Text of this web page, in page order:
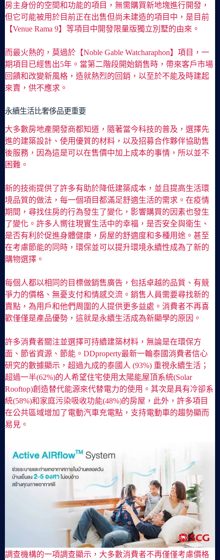
房主身份的空間和功能的項目，無需購買新地塊進行開發，
但它可能被用於目前正在出售但尚未建造的項目中，是目前
【Venue Rama 9】等項目中開發限量版獨立別墅的由來。
而最火熱的，莫過於【Noble Gable Watcharaphon】項目，一
期項目已經售出5年。當第二階段開始銷售時，帶來客戶市場
回饋和改變新風格，造就熱烈的回銷，以至於不能及時建起
來賣，供不應求。
永續生活比奢侈品更重要
大多數房地產開發商都知道，隨著當今科技的普及，選擇先
進的建築設計、使用優質的材料，以及招募合作夥伴協助售
後服務，因為這是可以在售價中加上成本的事情，所以並不
困難。
新的技術提供了許多有助於降低建築成本，並且提高生活環
境品質的做法，每一個項目都滿足舒適生活的需求。在疫情
期間，尋找住房的行為發生了變化，影響購買的因素也發生
了變化。許多人嚮往現實生活中的幸福，是否安全與衛生、
是否有利於促進身體健康，房屋的舒適度和多種用途。甚至
在考慮節能的同時，環保並可以提升環境永續性成為了新的
購物選擇。
每個人都以相同的目標做銷售廣告，包括卓越的品質、有競
爭力的價格、無憂支付和情感交流。銷售人員需要尋找新的
賣點，為用戶和他們周圍的人提供更多益處。消費者不再喜
歡僅僅是產品優勢，這就是永續生活成為新顯學的原因。
許多消費者關注並選擇可持續建築材料，無論是在環保方
面、節省資源、節能。DDproperty最新一輪泰國消費者信心
研究的數據顯示，超過九成的泰國人 (93%) 重視永續生活；
超過一半(62%)的人希望住宅使用太陽能屋頂系統(Solar
Rooftop)創造替代能源來代替電力的使用。其次是具有冷卻系
統(58%)和家庭污染吸收功能(48%)的房屋，此外，許多項目
在公共區域增加了電動汽車充電點，支持電動車的趨勢顯而
易見。
調查機構的一項調查顯示，大多數消費者不再僅僅考慮價格